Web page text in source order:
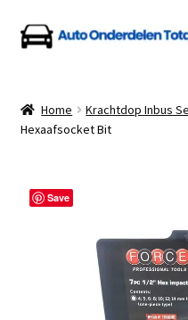
Ga
door
navigatie
Ga
naar
inhoud
Algemene Voorwaarden
Home Krachtdop Inbus
Hexaafsocket Bit
Save